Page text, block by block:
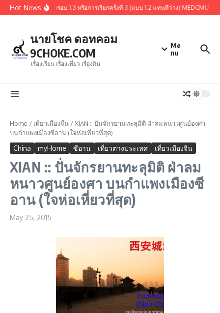
Skip to content
Hot News
สรุปผู้ผ่านการคัดเลือกรอบ 1.3 หรือการเรียกครั้งที่ 3 (แบบ 1.2 แทนที่ว่าง) MEDCMU
นายโชค ดอทคอม
9CHOKE.COM
เรื่องเรียน เรื่องเที่ยว เรื่องกิน
Me
nu
Home / เที่ยวเมืองจีน /XIAN :: ปั่นจักรยานทะลุมิติ ฝ่าลมหนาวศูนย์องศา
บนกำแพงเมืองซีอาน (ใจห่อเหี่ยวที่สุด)
China myHome ซีอาน เที่ยวต่างประเทศ เที่ยวเมืองจีน
XIAN :: ปั่นจักรยานทะลุมิติ ฝ่าลม
หนาวศูนย์องศา บนกำแพงเมืองซี
อาน (ใจห่อเหี่ยวที่สุด)
May 25, 2015